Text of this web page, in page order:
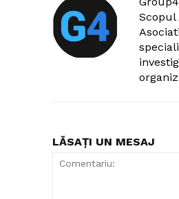
Scopul
LĂSAȚI UN MESAJ